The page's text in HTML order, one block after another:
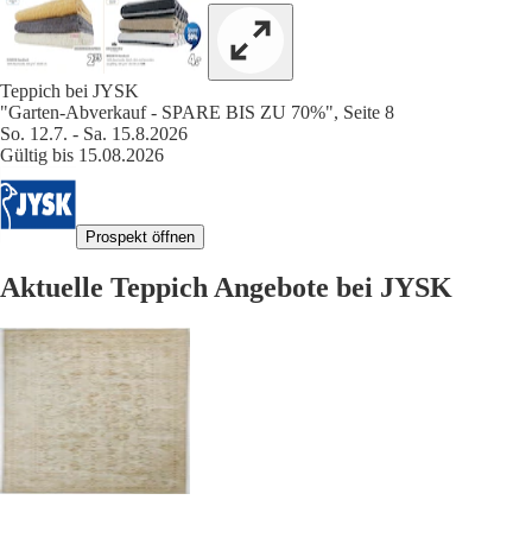
Teppich bei JYSK
"Garten-Abverkauf - SPARE BIS ZU 70%", Seite 8
So. 12.7. - Sa. 15.8.2026
Gültig bis 15.08.2026
Prospekt öffnen
Aktuelle Teppich Angebote bei JYSK